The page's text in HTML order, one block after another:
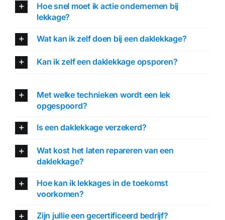
Hoe snel moet ik actie ondernemen bij
lekkage?
Wat kan ik zelf doen bij een daklekkage?
Kan ik zelf een daklekkage opsporen?
Met welke technieken wordt een lek
opgespoord?
Is een daklekkage verzekerd?
Wat kost het laten repareren van een
daklekkage?
Hoe kan ik lekkages in de toekomst
voorkomen?
Zijn jullie een gecertificeerd bedrijf?